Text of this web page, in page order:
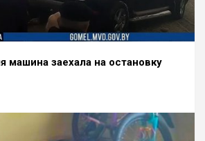
машина заехала на остановку